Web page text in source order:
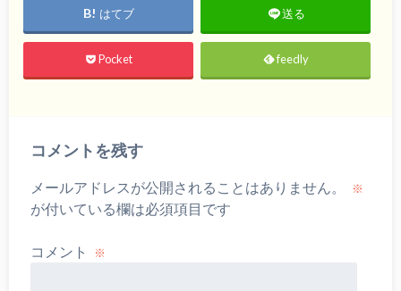
はてブ 送る
Pocket feedly
コメントを残す
メールアドレスが公開されることはありません。 ※
が付いている欄は必須項目です
コメント ※